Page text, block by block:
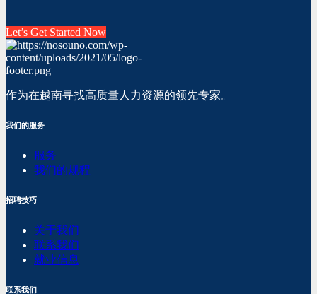
Let’s Get Started Now
作为在越南寻找高质量人力资源的领先专家。
我们的服务
服务
我们的规程
招聘技巧
关于我们
联系我们
就业信息
联系我们